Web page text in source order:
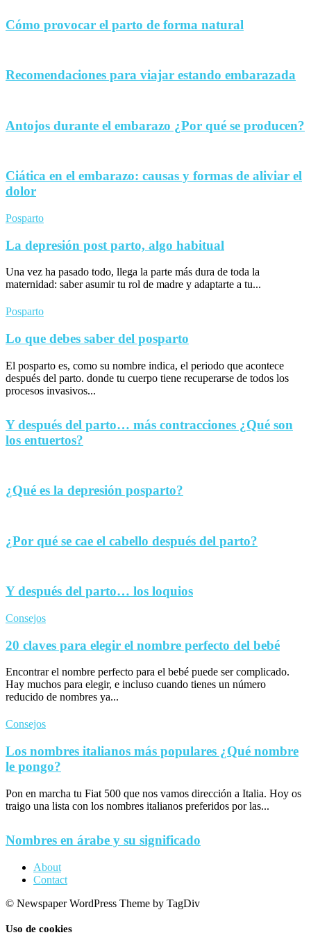
Cómo provocar el parto de forma natural
Recomendaciones para viajar estando embarazada
Antojos durante el embarazo ¿Por qué se producen?
Ciática en el embarazo: causas y formas de aliviar el
dolor
Posparto
La depresión post parto, algo habitual
Una vez ha pasado todo, llega la parte más dura de toda la
maternidad: saber asumir tu rol de madre y adaptarte a tu...
Posparto
Lo que debes saber del posparto
El posparto es, como su nombre indica, el periodo que acontece
después del parto. donde tu cuerpo tiene recuperarse de todos los
procesos invasivos...
Y después del parto… más contracciones ¿Qué son
los entuertos?
¿Qué es la depresión posparto?
¿Por qué se cae el cabello después del parto?
Y después del parto… los loquios
Consejos
20 claves para elegir el nombre perfecto del bebé
Encontrar el nombre perfecto para el bebé puede ser complicado.
Hay muchos para elegir, e incluso cuando tienes un número
reducido de nombres ya...
Consejos
Los nombres italianos más populares ¿Qué nombre
le pongo?
Pon en marcha tu Fiat 500 que nos vamos dirección a Italia. Hoy os
traigo una lista con los nombres italianos preferidos por las...
Nombres en árabe y su significado
About
Contact
© Newspaper WordPress Theme by TagDiv
Uso de cookies